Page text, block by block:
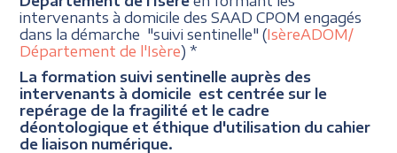
intervenants à domicile des SAAD CPOM engagés
dans la démarche "suivi sentinelle" (IsèreADOM/
Département de l'Isère) *
La formation suivi sentinelle auprès des
intervenants à domicile est centrée sur le
repérage de la fragilité et le cadre
déontologique et éthique d'utilisation du cahier
de liaison numérique.